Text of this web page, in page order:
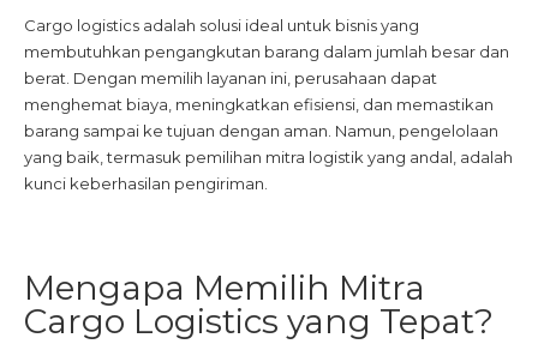
Cargo logistics adalah solusi ideal untuk bisnis yang
membutuhkan pengangkutan barang dalam jumlah besar dan
berat. Dengan memilih layanan ini, perusahaan dapat
menghemat biaya, meningkatkan efisiensi, dan memastikan
barang sampai ke tujuan dengan aman. Namun, pengelolaan
yang baik, termasuk pemilihan mitra logistik yang andal, adalah
kunci keberhasilan pengiriman.
Mengapa Memilih Mitra
Cargo Logistics yang Tepat?